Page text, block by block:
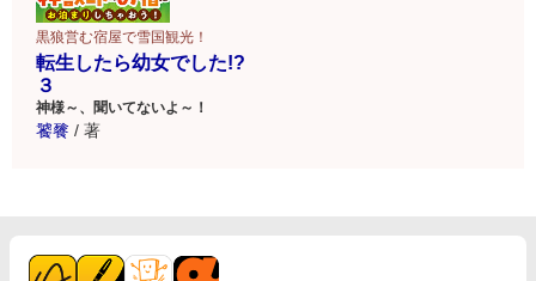
黒狼営む宿屋で雪国観光！
転生したら幼女でした!?
３
神様～、聞いてないよ～！
饕餮 / 著